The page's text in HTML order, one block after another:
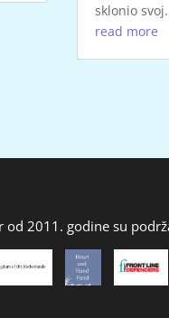
sklonio
read more
2011. godine su